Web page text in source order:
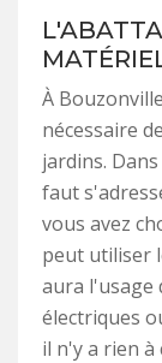
À
nécessaire
jardins.
faut
vous avez
peut utiliser
aura l'usage
électriques
il n'y a rien